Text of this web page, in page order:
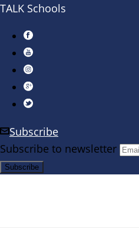
TALK Schools
Subscribe
Subscribe to newsletter